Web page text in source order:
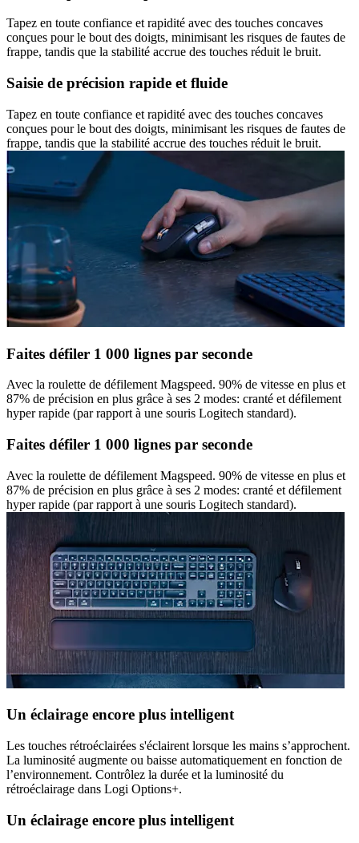
Tapez en toute confiance et rapidité avec des touches concaves
conçues pour le bout des doigts, minimisant les risques de fautes de
frappe, tandis que la stabilité accrue des touches réduit le bruit.
Saisie de précision rapide et fluide
Tapez en toute confiance et rapidité avec des touches concaves
conçues pour le bout des doigts, minimisant les risques de fautes de
frappe, tandis que la stabilité accrue des touches réduit le bruit.
Faites défiler 1 000 lignes par seconde
Avec la roulette de défilement Magspeed. 90% de vitesse en plus et
87% de précision en plus grâce à ses 2 modes: cranté et défilement
hyper rapide (par rapport à une souris Logitech standard).
Faites défiler 1 000 lignes par seconde
Avec la roulette de défilement Magspeed. 90% de vitesse en plus et
87% de précision en plus grâce à ses 2 modes: cranté et défilement
hyper rapide (par rapport à une souris Logitech standard).
Un éclairage encore plus intelligent
Les touches rétroéclairées s'éclairent lorsque les mains s’approchent.
La luminosité augmente ou baisse automatiquement en fonction de
l’environnement. Contrôlez la durée et la luminosité du
rétroéclairage dans Logi Options+.
Un éclairage encore plus intelligent